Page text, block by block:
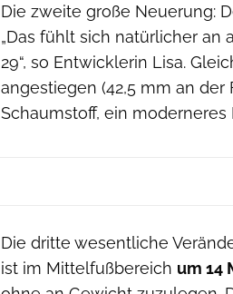
Die zweite große Neuerung:
„Das fühlt sich natürlicher an
29“, so Entwicklerin Lisa.
angestiegen (42,5 mm an der
Schaumstoff, ein
Die dritte wesentliche
ist im Mittelfußbereich um 14